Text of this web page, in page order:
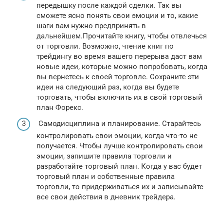
передышку после каждой сделки. Так вы
сможете ясно понять свои эмоции и то, какие
шаги вам нужно предпринять в
дальнейшем.Прочитайте книгу, чтобы отвлечься
от торговли. Возможно, чтение книг по
трейдингу во время вашего перерыва даст вам
новые идеи, которые можно попробовать, когда
вы вернетесь к своей торговле. Сохраните эти
идеи на следующий раз, когда вы будете
торговать, чтобы включить их в свой торговый
план Форекс.
Самодисциплина и планирование. Старайтесь
контролировать свои эмоции, когда что-то не
получается. Чтобы лучше контролировать свои
эмоции, запишите правила торговли и
разработайте торговый план. Когда у вас будет
торговый план и собственные правила
торговли, то придерживаться их и записывайте
все свои действия в дневник трейдера.